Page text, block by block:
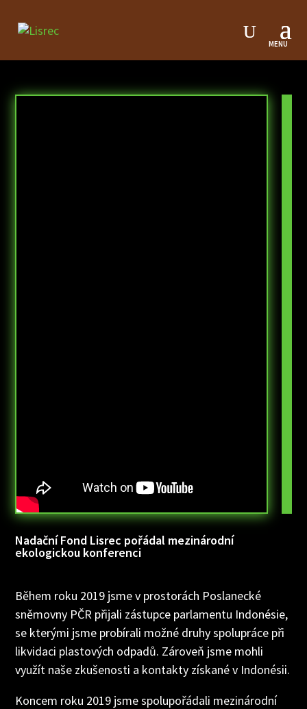
Nadační Fond Lisrec pořádal mezinárodní
ekologickou konferenci
Během roku 2019 jsme v prostorách Poslanecké
sněmovny PČR přijali zástupce parlamentu Indonésie,
se kterými jsme probírali možné druhy spolupráce při
likvidaci plastových odpadů. Zároveň jsme mohli
využít naše zkušenosti a kontakty získané v Indonésii.
Koncem roku 2019 jsme spolupořádali mezinárodní